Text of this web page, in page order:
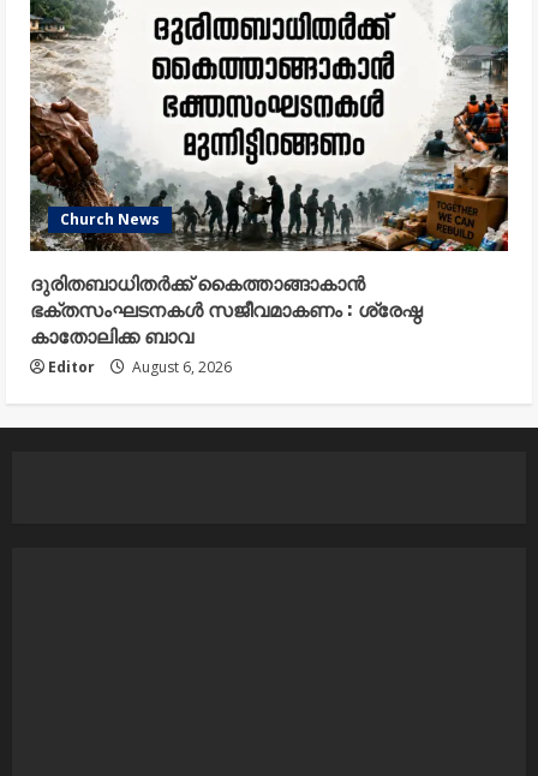
Church News
ദുരിതബാധിതർക്ക് കൈത്താങ്ങാകാൻ
ഭക്തസംഘടനകൾ സജീവമാകണം : ശ്രേഷ്ഠ
കാതോലിക്ക ബാവ
Editor August 6, 2026